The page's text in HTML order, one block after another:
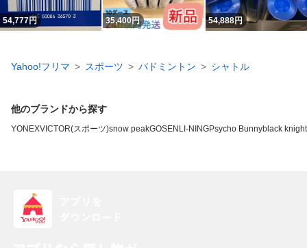
54,777円 35,400円 54,888円
Yahoo!フリマ スポーツ バドミントン シャトル
他のブランドから探す
YONEXVICTOR(スポーツ)snow peakGOSEN LI-NINGPsycho Bunnyblack knight